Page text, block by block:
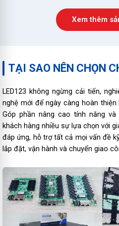
Xem thêm
TẠI SAO NÊN CHỌN
LED123 không ngừng cải tiến,
nghệ mới để ngày càng hoàn
Góp phần nâng cao tính năng
khách hàng nhiều sự lựa chọn với
đáp ứng, hỗ trợ tất cả mọi vấn đề
lắp đặt, vận hành và chuyển giao